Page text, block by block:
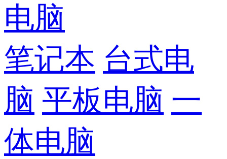
电脑
笔记本 台式电
脑 平板电脑 一
体电脑